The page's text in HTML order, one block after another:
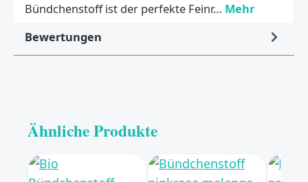
Bündchenstoff ist der perfekte Feinr… Mehr
Bewertungen
Ähnliche Produkte